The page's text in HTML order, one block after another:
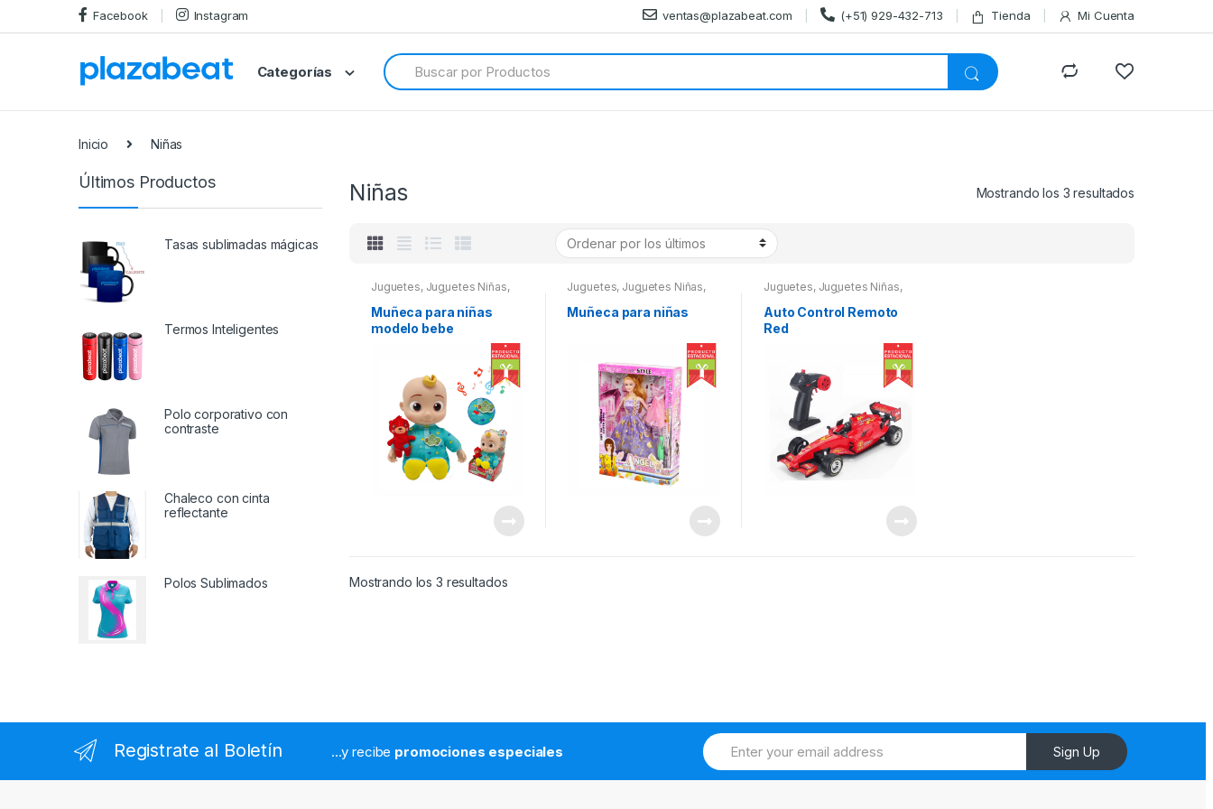
to
to
Facebook Instagram ventas@plazabeat.com (+51) 929-432-713 Tienda Mi Cuenta
Categorías
Search
for:
Inicio Niñas
Niñas Mostrando los 3 resultados
Juguetes, Juguetes Niñas,
JUGUETES NIÑO
Navidad,Niñas,Novedades
Productos Estacionales
Muñeca para niñas
modelo bebe
Juguetes, Juguetes Niñas,
JUGUETES NIÑO
Navidad,Niñas, Novedades
Productos Estacionales
Muñeca para niñas
Juguetes, Juguetes Niñas,
JUGUETES NIÑO
Navidad,Niñas, Novedades
Productos Estacionales
Auto Control Remoto
Red
Mostrando los 3 resultadosOrdenado
Últimos Productos
Tasas sublimadas mágicas
Termos Inteligentes
Polo corporativo con
contraste
Chaleco con cinta
reflectante
Polos Sublimados
Registrate al Boletín ...y recibe promociones especiales Sign Up